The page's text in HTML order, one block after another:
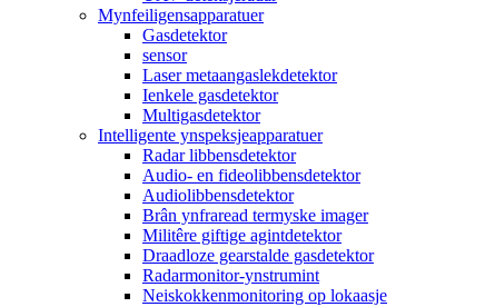
Mynfeiligensapparatuer
Gasdetektor
sensor
Laser metaangaslekdetektor
Ienkele gasdetektor
Multigasdetektor
Intelligente ynspeksjeapparatuer
Radar libbensdetektor
Audio- en fideolibbensdetektor
Audiolibbensdetektor
Brân ynfraread termyske imager
Militêre giftige agintdetektor
Draadloze gearstalde gasdetektor
Radarmonitor-ynstrumint
Neiskokkenmonitoring op lokaasje